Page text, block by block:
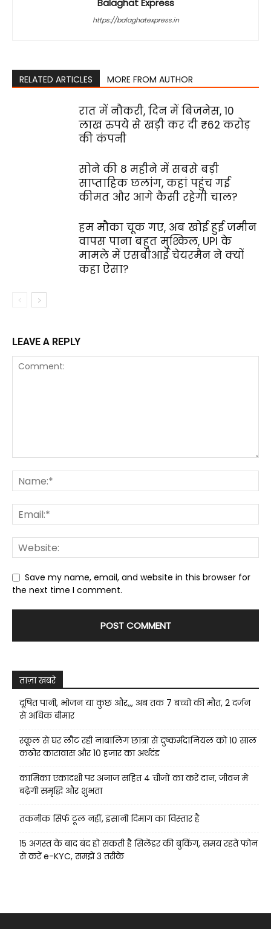
Balaghat Express
https://balaghatexpress.in
RELATED ARTICLES MORE FROM AUTHOR
रात में नौकरी, दिन में बिजनेस, 10
लाख रुपये से खड़ी कर दी ₹62 करोड़
की कंपनी
सोने की 8 महीने में सबसे बड़ी
साप्ताहिक छलांग, कहां पहुंच गई
कीमत और आगे कैसी रहेगी चाल?
हम मौका चूक गए, अब खोई हुई जमीन
वापस पाना बहुत मुश्किल, UPI के
मामले में एसबीआई चेयरमैन ने क्यों
कहा ऐसा?
LEAVE A REPLY
Save my name, email, and website in this browser for
the next time I comment.
ताज़ा खबरे
दूषित पानी, भोजन या कुछ और,,, अब तक 7 बच्चो की मौत, 2 दर्जन
से अधिक बीमार
स्कूल से घर लौट रही नाबालिग छात्रा से दुष्कर्मदानियल को 10 साल
कठोर कारावास और 10 हजार का अर्थदंड
कामिका एकादशी पर अनाज सहित 4 चीजों का करें दान, जीवन में
बढ़ेगी समृद्धि और शुभता
तकनीक सिर्फ टूल नहीं, इंसानी दिमाग का विस्तार है
15 अगस्त के बाद बंद हो सकती है सिलेंडर की बुकिंग, समय रहते फोन
से करें e-KYC, समझें 3 तरीके